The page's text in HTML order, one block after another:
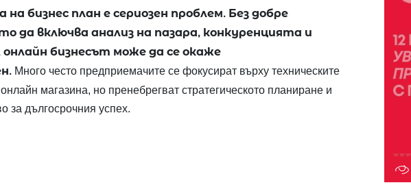
на бизнес план е сериозен проблем. Без добре
да включва анализ на пазара, конкуренцията и
бизнесът може да се окаже
Много често предприемачите се фокусират върху техническите
магазина, но пренебрегват стратегическото планиране и
за дългосрочния успех.